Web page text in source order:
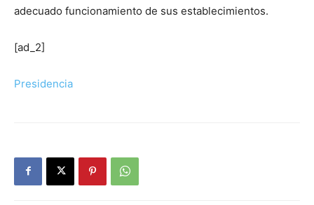
adecuado funcionamiento de sus establecimientos.
[ad_2]
Presidencia